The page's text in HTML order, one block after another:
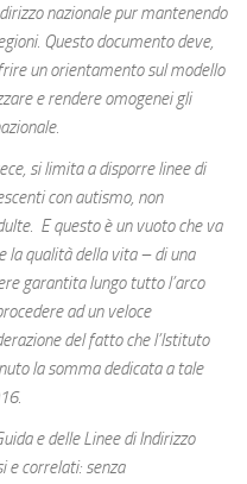
nazionale pur mantenendo
Questo documento deve,
un orientamento sul modello
e rendere omogenei gli
si limita a disporre linee di
con autismo, non
E questo è un vuoto che va
la qualità della vita – di una
garantita lungo tutto l’arco
ad un veloce
del fatto che l’Istituto
la somma dedicata a tale
e delle Linee di Indirizzo
e correlati: senza